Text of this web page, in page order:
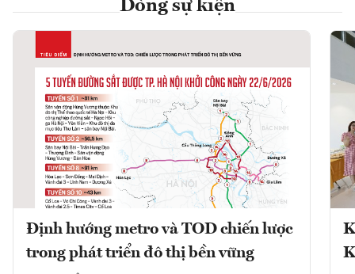
Dòng sự kiện
Định hướng metro và TOD chiến lược
trong phát triển đô thị bền vững